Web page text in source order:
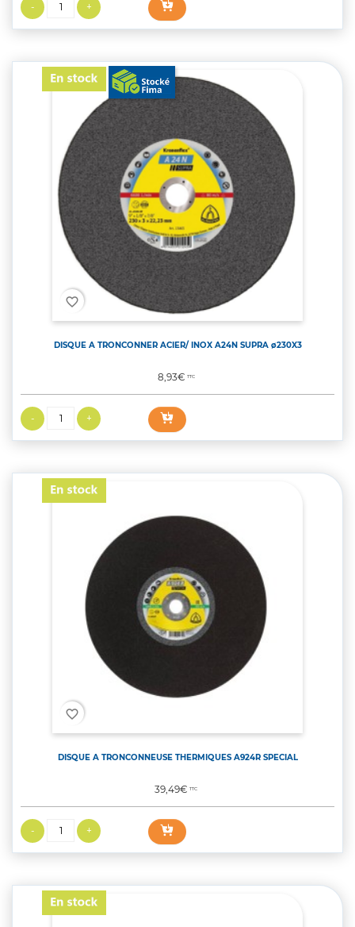
favorite_border
DISQUE A TRONCONNER ACIER/ INOX A24N SUPRA ø230X3
Prix
8,93€TTC
favorite_border
DISQUE A TRONCONNEUSE THERMIQUES A924R SPECIAL
Prix
39,49€TTC